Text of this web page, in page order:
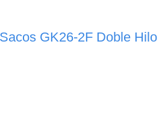
GK26-2F Doble Hilo